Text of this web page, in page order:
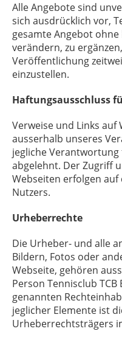
Alle Angebote sind
sich ausdrücklich vor,
gesamte Angebot
verändern, zu
Veröffentlichung
einzustellen.
Haftungsausschluss
Verweise und Links
ausserhalb unseres
jegliche
abgelehnt. Der Zugriff
Webseiten erfolgen auf
Nutzers.
Urheberrechte
Die Urheber- und alle
Bildern, Fotos oder
Webseite, gehören
Person Tennisclub
genannten
jeglicher Elemente ist
Urheberrechtsträgers